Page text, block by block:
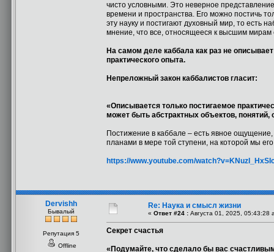
чисто условными. Это неверное
времени и пространства. Его можно постичь
эту науку и постигают духовный мир, то есть
мнение, что все, относящееся к высшим мирам
На самом деле каббала как раз не
практического опыта.
Непреложный закон каббалистов гласит:
«Описывается только постигаемое
может быть абстрактных объектов,
Постижение в каббале – есть явное
планами в мере той ступени, на которой мы
https://www.youtube.com/
Dervishh
Бывалый
Репутация 5
Offline
Re: Наука и смысл жизни
« Ответ #24 : Августа 01, 2025, 05:43:28
Секрет счастья
«Подумайте, что сделало бы вас